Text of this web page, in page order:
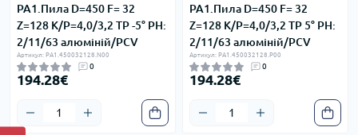
PA1.Пила D=450 F= 32
Z=128 K/P=4,0/3,2 TP -5° PH:
2/11/63 алюміній/PCV
Артикул: PA1.450032128.N00
0
194.28€
PA1.Пила D=450 F= 32
Z=128 K/P=4,0/3,2 TP 5° PH:
2/11/63 алюміній/PCV
Артикул: PA1.450032128.P00
0
194.28€